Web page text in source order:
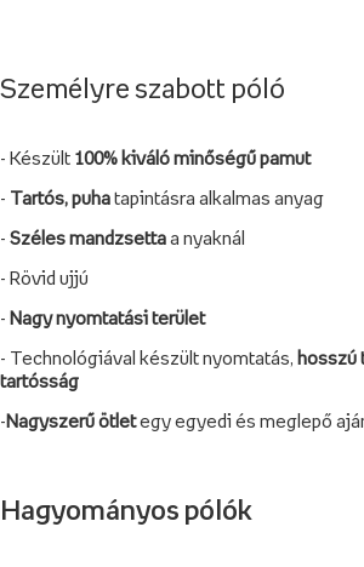
Személyre szabott póló
- Készült 100% kiváló minőségű pamut
- Tartós, puhatapintásra alkalmas anyag
- Széles mandzsettaa nyaknál
- Rövid ujjú
- Nagy nyomtatási terület
- Technológiával készült nyomtatás, hosszú
tartósság
-Nagyszerű ötletegy egyedi és meglepő
Hagyományos pólók